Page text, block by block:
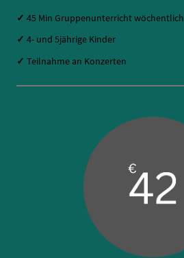
✓ 45 Min Gruppenunterricht wöchentlich
✓ 4- und 5jährige Kinder
✓ Teilnahme an Konzerten